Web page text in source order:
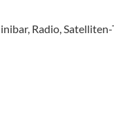
Radio,